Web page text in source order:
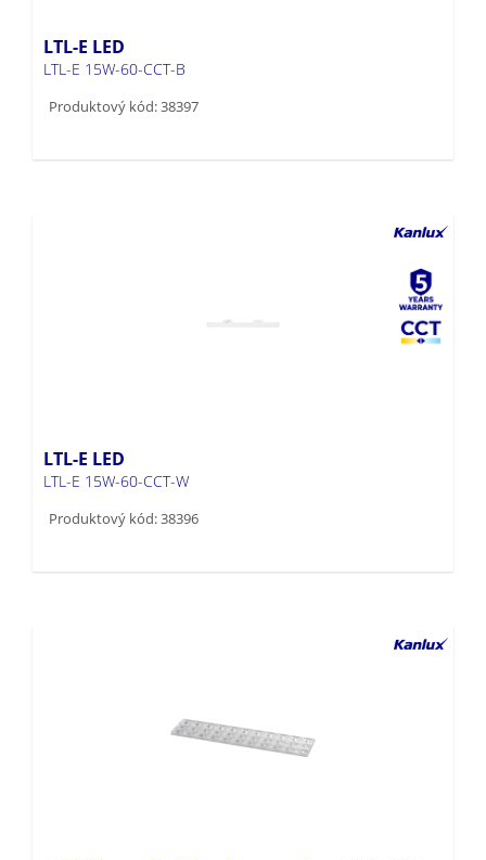
LTL-E LED
LTL-E 15W-60-CCT-B
Produktový kód: 38397
LTL-E LED
LTL-E 15W-60-CCT-W
Produktový kód: 38396